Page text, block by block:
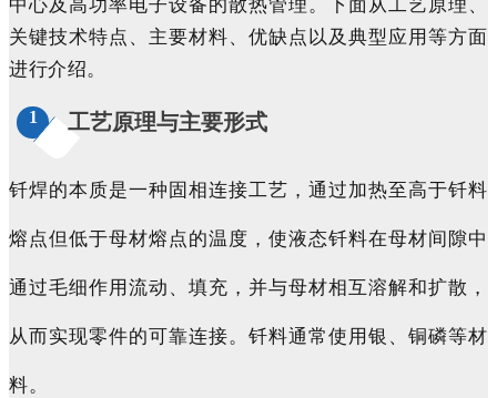
关键技术特点、主要材料、优缺点以及典型应用等方面
进行介绍。
1 工艺原理与主要形式
钎焊的本质是一种固相连接工艺，通过加热至高于钎料
熔点但低于母材熔点的温度，使液态钎料在母材间隙中
通过毛细作用流动、填充，并与母材相互溶解和扩散，
从而实现零件的可靠连接。钎料通常使用银、铜磷等材
料。